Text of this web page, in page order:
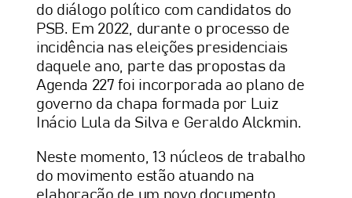
do diálogo político com candidatos do
PSB. Em 2022, durante o processo de
incidência nas eleições presidenciais
daquele ano, parte das propostas da
Agenda 227 foi incorporada ao plano de
governo da chapa formada por Luiz
Inácio Lula da Silva e Geraldo Alckmin.
Neste momento, 13 núcleos de trabalho
do movimento estão atuando na
elaboração de um novo documento